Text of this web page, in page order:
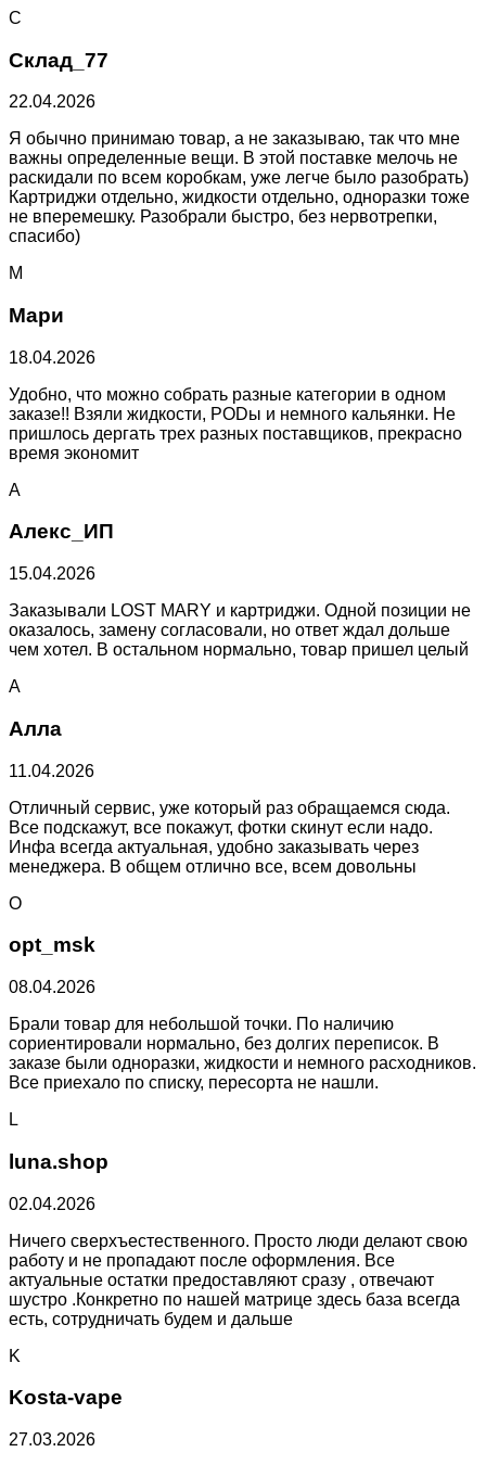
С
Склад_77
22.04.2026
Я обычно принимаю товар, а не заказываю, так что мне
важны определенные вещи. В этой поставке мелочь не
раскидали по всем коробкам, уже легче было разобрать)
Картриджи отдельно, жидкости отдельно, одноразки тоже
не вперемешку. Разобрали быстро, без нервотрепки,
спасибо)
М
Мари
18.04.2026
Удобно, что можно собрать разные категории в одном
заказе!! Взяли жидкости, PODы и немного кальянки. Не
пришлось дергать трех разных поставщиков, прекрасно
время экономит
А
Алекс_ИП
15.04.2026
Заказывали LOST MARY и картриджи. Одной позиции не
оказалось, замену согласовали, но ответ ждал дольше
чем хотел. В остальном нормально, товар пришел целый
А
Алла
11.04.2026
Отличный сервис, уже который раз обращаемся сюда.
Все подскажут, все покажут, фотки скинут если надо.
Инфа всегда актуальная, удобно заказывать через
менеджера. В общем отлично все, всем довольны
O
opt_msk
08.04.2026
Брали товар для небольшой точки. По наличию
сориентировали нормально, без долгих переписок. В
заказе были одноразки, жидкости и немного расходников.
Все приехало по списку, пересорта не нашли.
L
luna.shop
02.04.2026
Ничего сверхъестественного. Просто люди делают свою
работу и не пропадают после оформления. Все
актуальные остатки предоставляют сразу , отвечают
шустро .Конкретно по нашей матрице здесь база всегда
есть, сотрудничать будем и дальше
K
Kosta-vape
27.03.2026